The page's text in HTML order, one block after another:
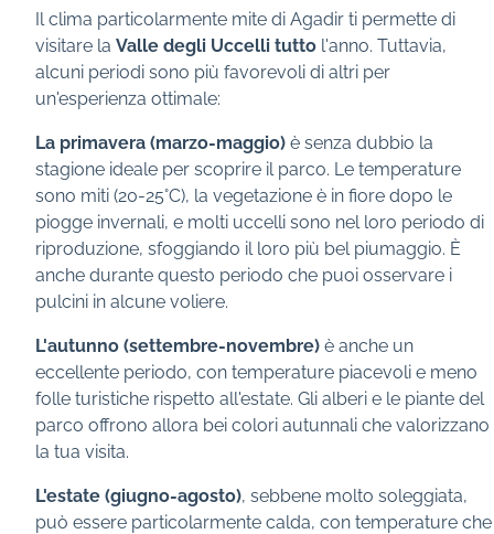
Il clima particolarmente mite di Agadir ti permette di
visitare la Valle degli Uccelli tuttol'anno. Tuttavia,
alcuni periodi sono più favorevoli di altri per
un'esperienza ottimale:
La primavera (marzo-maggio)è senza dubbio la
stagione ideale per scoprire il parco. Le temperature
sono miti (20-25°C), la vegetazione è in fiore dopo le
piogge invernali, e molti uccelli sono nel loro periodo di
riproduzione, sfoggiando il loro più bel piumaggio. È
anche durante questo periodo che puoi osservare i
pulcini in alcune voliere.
L'autunno (settembre-novembre) è anche un
eccellente periodo, con temperature piacevoli e meno
folle turistiche rispetto all'estate. Gli alberi e le piante del
parco offrono allora bei colori autunnali che valorizzano
la tua visita.
L'estate (giugno-agosto), sebbene molto soleggiata,
può essere particolarmente calda, con temperature che